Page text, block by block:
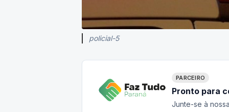
policial-5
PARCEIRO
Pronto para
Junte-se à